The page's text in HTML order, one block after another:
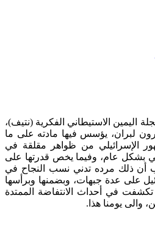
اليمين الاستيطاني الفكرية (نتيف)،
لبران، يؤسس فيها مادته على ما
الإسرائيلي من ظواهر مقلقة في
بشكل عام، وفيما يخص قدرتها على
أن ذلك مرده تدني نسب النجاح في
على عدة جبهات، وبضمنها وبرأسها
تكشفت في أحداث الانتفاضة الممتدة
والى يومنا هذا.